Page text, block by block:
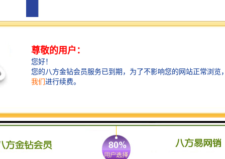
中际展览恪守“诚信务实、追求卓远”的经营理念，致力
于在促进国内外贸易和技术交流合作方面，发挥桥梁和
纽带作用，并以协助企业开拓国外市场为己任,为客户提